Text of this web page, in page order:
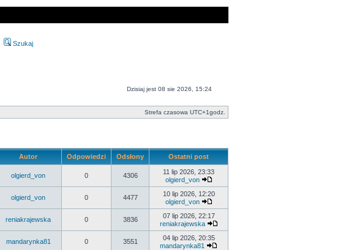
Szukaj
Dzisiaj jest 08 sie 2026, 15:24
Strefa czasowa UTC+1godz.
Autor Odpowiedzi Odsłony Ostatni post
olgierd_von 0 4306
11 lip 2026, 23:33
olgierd_von
olgierd_von 0 4477
10 lip 2026, 12:20
olgierd_von
reniakrajewska 0 3836
07 lip 2026, 22:17
reniakrajewska
mandarynka81 0 3551
04 lip 2026, 20:35
mandarynka81